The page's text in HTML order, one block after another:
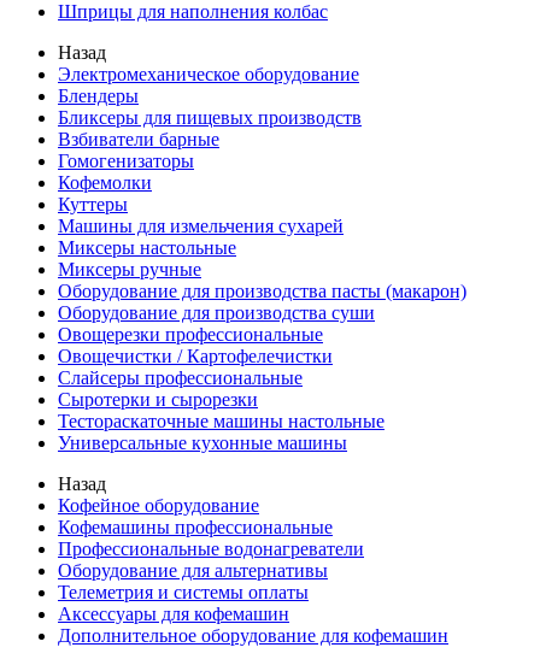
Шприцы для наполнения колбас
Назад
Электромеханическое оборудование
Блендеры
Бликсеры для пищевых производств
Взбиватели барные
Гомогенизаторы
Кофемолки
Куттеры
Машины для измельчения сухарей
Миксеры настольные
Миксеры ручные
Оборудование для производства пасты (макарон)
Оборудование для производства суши
Овощерезки профессиональные
Овощечистки / Картофелечистки
Слайсеры профессиональные
Сыротерки и сырорезки
Тестораскаточные машины настольные
Универсальные кухонные машины
Назад
Кофейное оборудование
Кофемашины профессиональные
Профессиональные водонагреватели
Оборудование для альтернативы
Телеметрия и системы оплаты
Аксессуары для кофемашин
Дополнительное оборудование для кофемашин